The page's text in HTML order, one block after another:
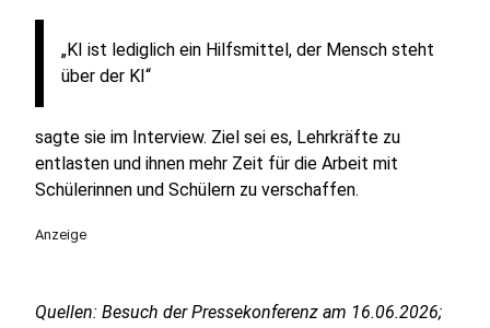
„KI ist lediglich ein Hilfsmittel, der Mensch steht
über der KI“
sagte sie im Interview. Ziel sei es, Lehrkräfte zu
entlasten und ihnen mehr Zeit für die Arbeit mit
Schülerinnen und Schülern zu verschaffen.
Anzeige
Quellen: Besuch der Pressekonferenz am 16.06.2026;